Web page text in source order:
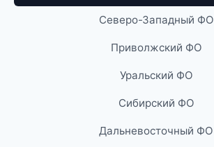
Северо-Западный ФО
Приволжский ФО
Уральский ФО
Сибирский ФО
Дальневосточный ФО